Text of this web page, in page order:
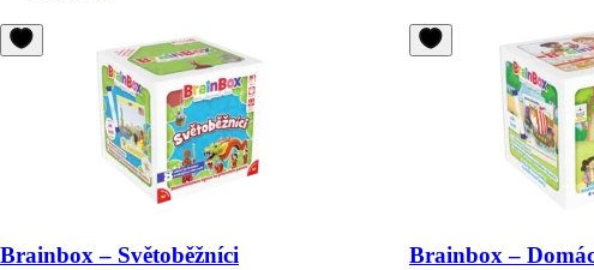
Brainbox – Světoběžníci Brainbox –